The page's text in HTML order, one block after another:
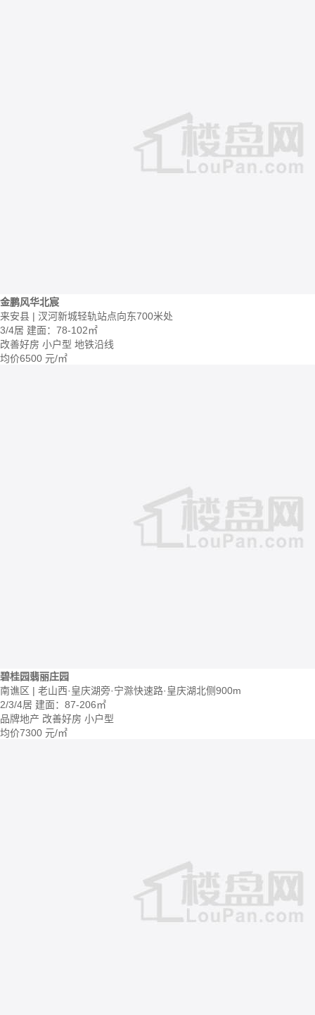
金鹏风华北宸
来安县 | 汊河新城轻轨站点向东700米处
3/4居 建面：78-102㎡
改善好房 小户型 地铁沿线
均价6500 元/㎡
碧桂园翡丽庄园
南谯区 | 老山西·皇庆湖旁·宁滁快速路·皇庆湖北侧900m
2/3/4居 建面：87-206㎡
品牌地产 改善好房 小户型
均价7300 元/㎡